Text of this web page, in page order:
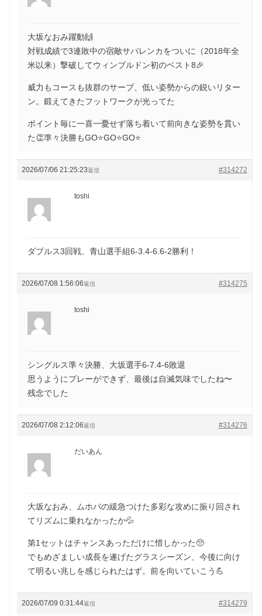
大坂なおみ躍動🙌
対戦成績で3連敗中の宿敵サバレンカをついに（2018年全
米以来）撃破してウィンブルドン初のベスト8🎉
威力もコースも抜群のサーブ、低い姿勢からの鋭いリター
ン。鍛えてきたフットワークが光ってた
ポイント毎に一喜一憂せず落ち着いて前向きな姿勢を貫い
た👏準々決勝もGO⭐️GO⭐️GO⭐️
2026/07/06 21:25:23 #314272
返信
toshi
ダブルス3回戦、青山選手組6-3.4-6.6-2勝利！
2026/07/08 1:56:06 #314275
返信
toshi
シングルス準々決勝、大坂選手6-7.4-6敗退
思うようにプレーができず、最後は自滅気味でしたね〜
残念でした
2026/07/08 2:12:06 #314276
返信
だいあん
大坂なおみ、ムホバの緩急つけた多彩な攻めに振り回され
てリズムに乗れなかったか💦
第1セットはチャンスあっただけに惜しかった🥺
でもめざましい成長を遂げたグラスシーズン、今後に向け
て明るい兆しを感じられたはず。前を向いていこう💪
2026/07/09 0:31:44 #314279
返信